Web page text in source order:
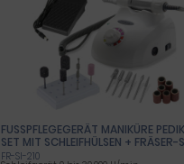
FUSSPFLEGEGERÄT MANIKÜRE
ET MIT SCHLEIFHÜLSEN + FRÄSER-
FR-SI-210